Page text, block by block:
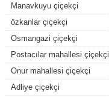
Gönderilenler
Manavkuyu çiçekçi
özkanlar çiçekçi
Osmangazi çiçekçi
Postacılar mahallesi çiçekçi
Onur mahallesi çiçekçi
Adliye çiçekçi